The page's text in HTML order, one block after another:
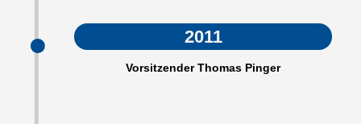
2011
Vorsitzender Thomas Pinger